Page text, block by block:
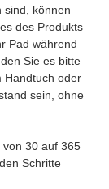
sind, können
des Produkts
Pad während
Sie es bitte
Handtuch oder
sein, ohne
30 auf 365
Schritte